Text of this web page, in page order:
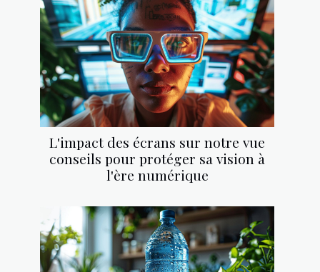
L'impact des écrans sur notre vue
conseils pour protéger sa vision à
l'ère numérique